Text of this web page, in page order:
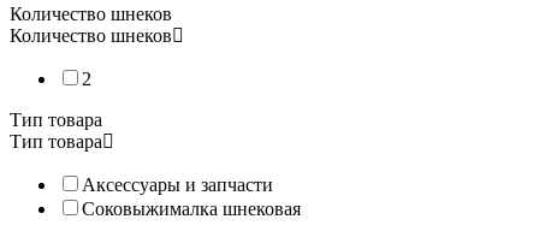
Стандартная сетка с мелкими отверстиями. Подходит для
Также стандартная сетка с мелкими отверстиями подходит
Количество шнеков
Количество шнеков
2
Тип товара
Тип товара
Аксессуары и запчасти
Соковыжималка шнековая